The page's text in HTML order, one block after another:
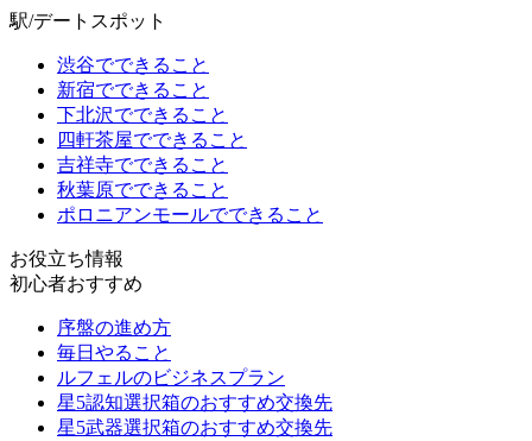
駅/デートスポット
渋谷でできること
新宿でできること
下北沢でできること
四軒茶屋でできること
吉祥寺でできること
秋葉原でできること
ポロニアンモールでできること
お役立ち情報
初心者おすすめ
序盤の進め方
毎日やること
ルフェルのビジネスプラン
星5認知選択箱のおすすめ交換先
星5武器選択箱のおすすめ交換先